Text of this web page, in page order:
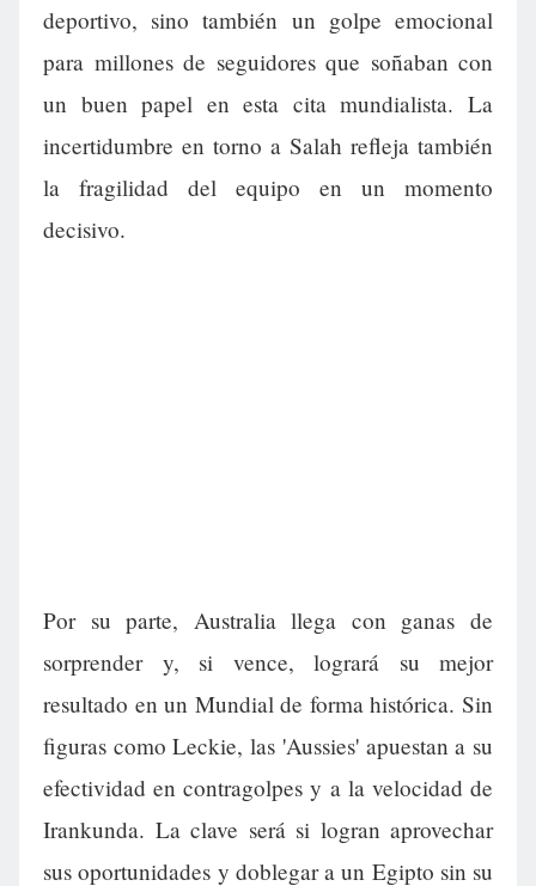
deportivo, sino también un golpe emocional
para millones de seguidores que soñaban con
un buen papel en esta cita mundialista. La
incertidumbre en torno a Salah refleja también
la fragilidad del equipo en un momento
decisivo.
Por su parte, Australia llega con ganas de
sorprender y, si vence, logrará su mejor
resultado en un Mundial de forma histórica. Sin
figuras como Leckie, las 'Aussies' apuestan a su
efectividad en contragolpes y a la velocidad de
Irankunda. La clave será si logran aprovechar
sus oportunidades y doblegar a un Egipto sin su